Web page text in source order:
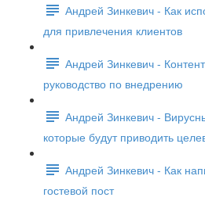
Андрей Зинкевич - Как
для привлечения клиентов
Андрей Зинкевич -
руководство по внедрению
Андрей Зинкевич -
которые будут приводить
Андрей Зинкевич - Как
гостевой пост